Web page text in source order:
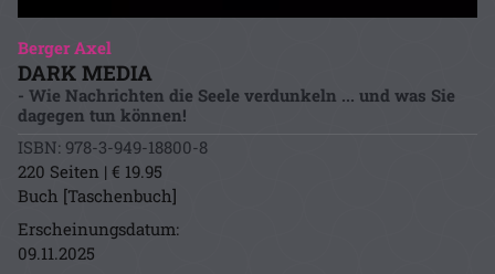
Berger Axel
DARK MEDIA
- Wie Nachrichten die Seele verdunkeln ... und was Sie
dagegen tun können!
ISBN: 978-3-949-18800-8
220 Seiten | € 19.95
Buch [Taschenbuch]
Erscheinungsdatum:
09.11.2025